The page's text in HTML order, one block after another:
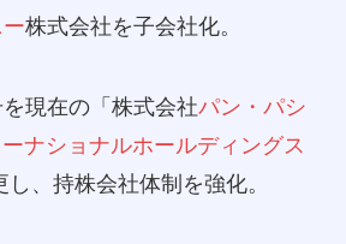
株式会社を子会社化。
現在の「株式会社パン・パシ
ナショナルホールディングス
し、持株会社体制を強化。